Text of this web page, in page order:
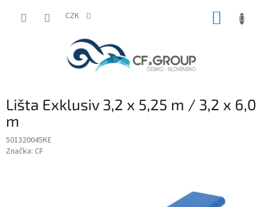
CZK
Lišta Exklusiv 3,2 x 5,25 m / 3,2 x 6,0
m
501320045KE
Značka: CF